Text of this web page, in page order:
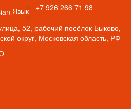
Язык
+7 926 266 71 98
52, рабочий посёлок Быково,
округ, Московская область, РФ